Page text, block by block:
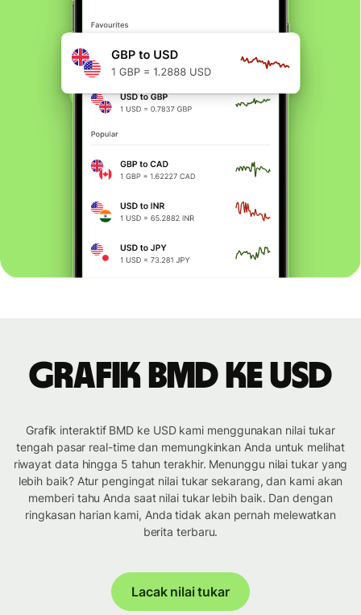
Grafik BMD ke USD
Grafik interaktif BMD ke USD kami menggunakan nilai tukar
tengah pasar real-time dan memungkinkan Anda untuk melihat
riwayat data hingga 5 tahun terakhir. Menunggu nilai tukar yang
lebih baik? Atur pengingat nilai tukar sekarang, dan kami akan
memberi tahu Anda saat nilai tukar lebih baik. Dan dengan
ringkasan harian kami, Anda tidak akan pernah melewatkan
berita terbaru.
Lacak nilai tukar